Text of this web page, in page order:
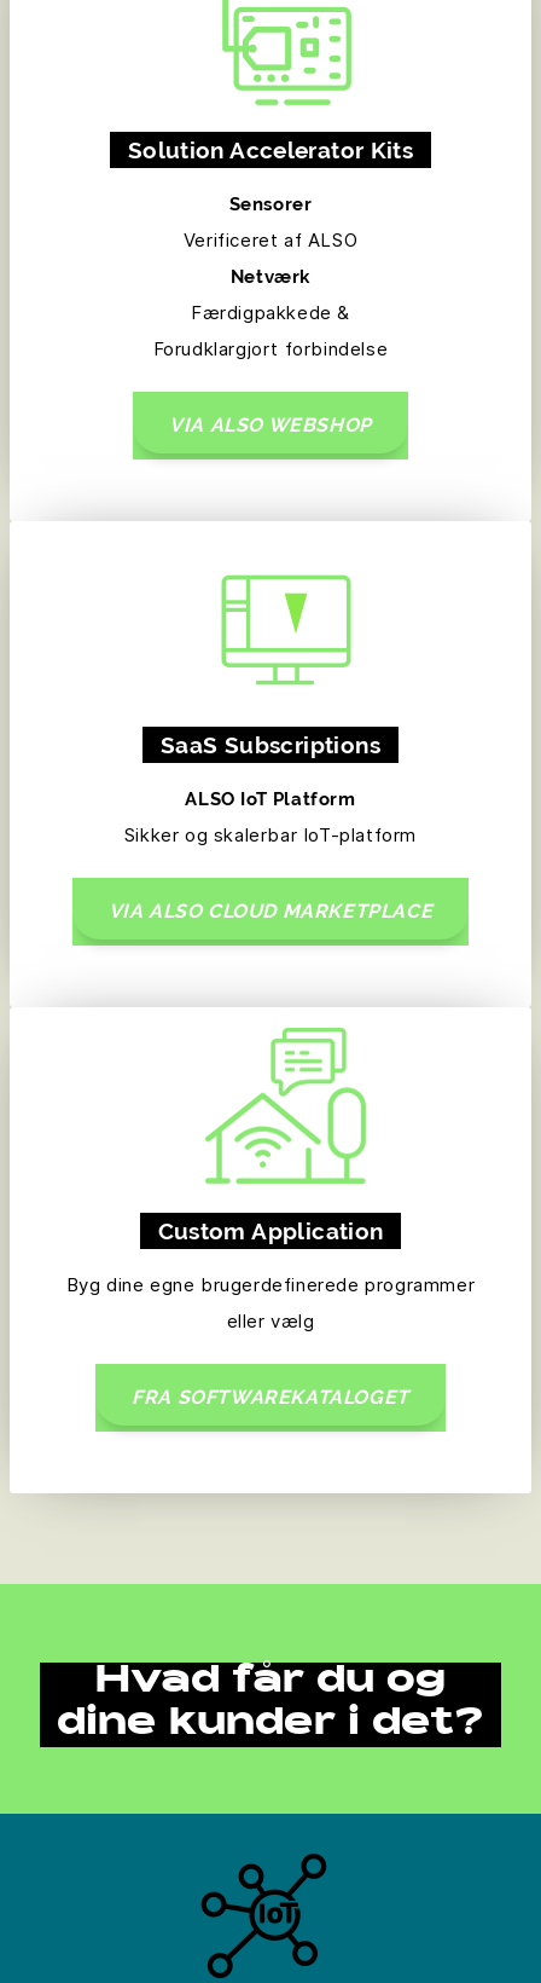
Solution Accelerator Kits
Sensorer
Verificeret af ALSO
Netværk
Færdigpakkede &
Forudklargjort forbindelse
VIA ALSO WEBSHOP
SaaS Subscriptions
ALSO IoT Platform
Sikker og skalerbar IoT-platform
VIA ALSO CLOUD MARKETPLACE
Custom Application
Byg dine egne brugerdefinerede programmer
eller vælg
FRA SOFTWAREKATALOGET
Hvad får du og
dine kunder i det?